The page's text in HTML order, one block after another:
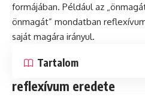
formájában. Például az
önmagát” mondatban
saját magára irányul.
Tartalom
reflexívum eredete